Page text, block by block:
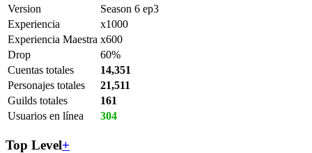
Version
Season 6 ep3
Experiencia
x1000
Experiencia Maestra x600
Drop
60%
Cuentas totales
14,351
Personajes totales
21,511
Guilds totales
161
Usuarios en línea
304
Top Level+